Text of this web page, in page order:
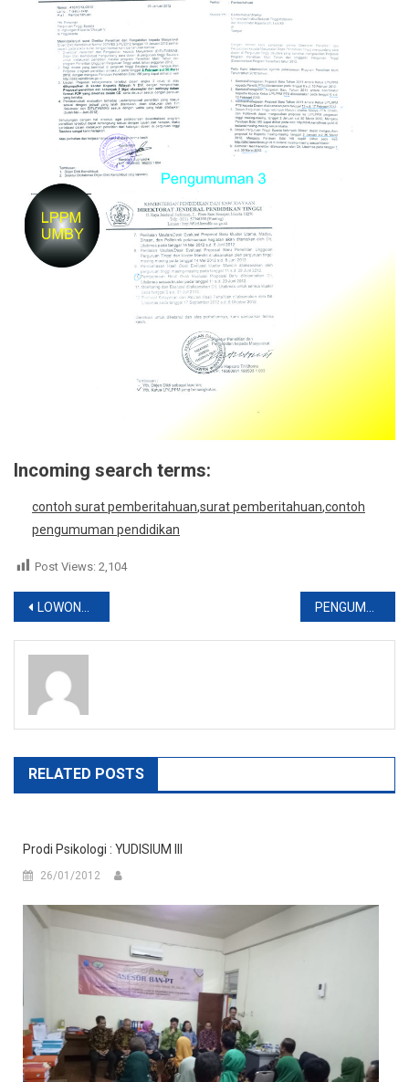
PENGABDIAN
Incoming search terms:
contoh surat pemberitahuan,surat pemberitahuan,contoh
pengumuman pendidikan
Post Views: 2,104
Post
navigation
LOWONGAN PPL PETERNAKAN
RELATED POSTS
Prodi Psikologi : YUDISIUM III
26/01/2012